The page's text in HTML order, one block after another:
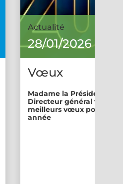
Actualité
28/01/2026
Vœux
Madame la Présidente et
Directeur général vous
meilleurs vœux pour
année